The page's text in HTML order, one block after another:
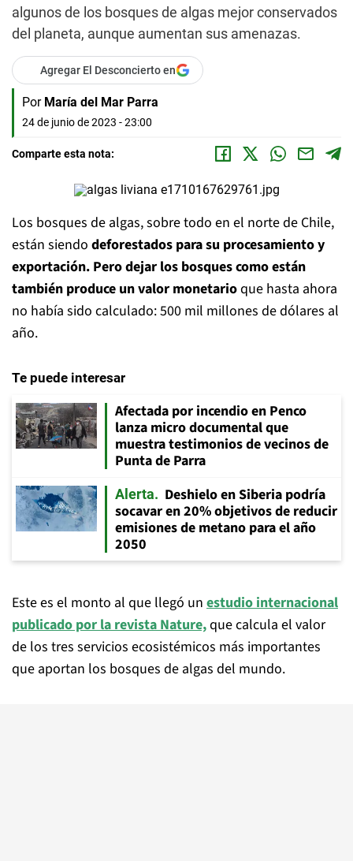
algunos de los bosques de algas mejor conservados
del planeta, aunque aumentan sus amenazas.
Agregar El Desconcierto en
Por María del Mar Parra
24 de junio de 2023 - 23:00
Comparte esta nota:
Los bosques de algas, sobre todo en el norte de Chile,
están siendo deforestados para su procesamiento y
exportación. Pero dejar los bosques como están
también produce un valor monetarioque hasta ahora
no había sido calculado: 500 mil millones de dólares al
año.
Te puede interesar
Afectada por incendio en Penco
lanza micro documental que
muestra testimonios de vecinos de
Punta de Parra
Alerta
Deshielo en Siberia podría
socavar en 20% objetivos de reducir
emisiones de metano para el año
2050
Este es el monto al que llegó un estudio internacional
publicado por la revista Nature,que calcula el valor
de los tres servicios ecosistémicos más importantes
que aportan los bosques de algas del mundo.